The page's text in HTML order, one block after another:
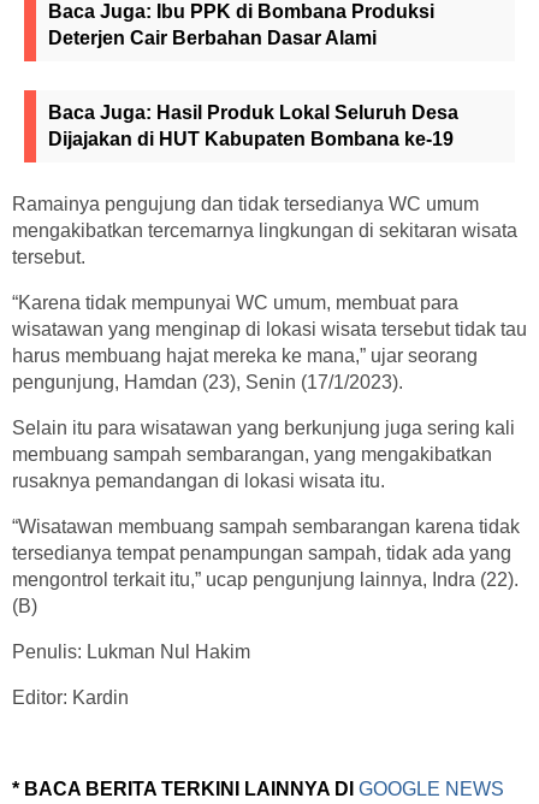
Baca Juga:
Ibu PPK di Bombana Produksi
Deterjen Cair Berbahan Dasar Alami
Baca Juga: Hasil Produk Lokal Seluruh Desa
Dijajakan di HUT Kabupaten Bombana ke-19
Ramainya pengujung dan tidak tersedianya WC umum
mengakibatkan tercemarnya lingkungan di sekitaran wisata
tersebut.
“Karena tidak mempunyai WC umum, membuat para
wisatawan yang menginap di lokasi wisata tersebut tidak tau
harus membuang hajat mereka ke mana,” ujar seorang
pengunjung, Hamdan (23), Senin (17/1/2023).
Selain itu para wisatawan yang berkunjung juga sering kali
membuang sampah sembarangan, yang mengakibatkan
rusaknya pemandangan di lokasi wisata itu.
“Wisatawan membuang sampah sembarangan karena tidak
tersedianya tempat penampungan sampah, tidak ada yang
mengontrol terkait itu,” ucap pengunjung lainnya, Indra (22).
(B)
Penulis: Lukman Nul Hakim
Editor: Kardin
* BACA BERITA TERKINI LAINNYA DI GOOGLE NEWS